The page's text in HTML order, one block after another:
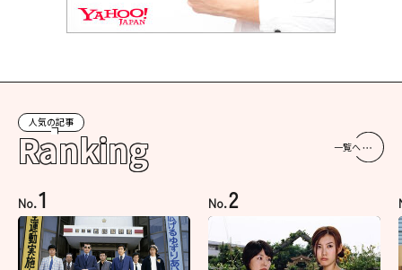
人気の記事
Ranking 一覧へ
No.1 No.2